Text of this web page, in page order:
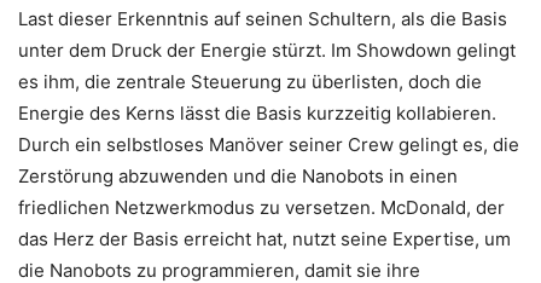
Last dieser Erkenntnis auf seinen Schultern, als die Basis
unter dem Druck der Energie stürzt. Im Showdown gelingt
es ihm, die zentrale Steuerung zu überlisten, doch die
Energie des Kerns lässt die Basis kurzzeitig kollabieren.
Durch ein selbstloses Manöver seiner Crew gelingt es, die
Zerstörung abzuwenden und die Nanobots in einen
friedlichen Netzwerkmodus zu versetzen. McDonald, der
das Herz der Basis erreicht hat, nutzt seine Expertise, um
die Nanobots zu programmieren, damit sie ihre